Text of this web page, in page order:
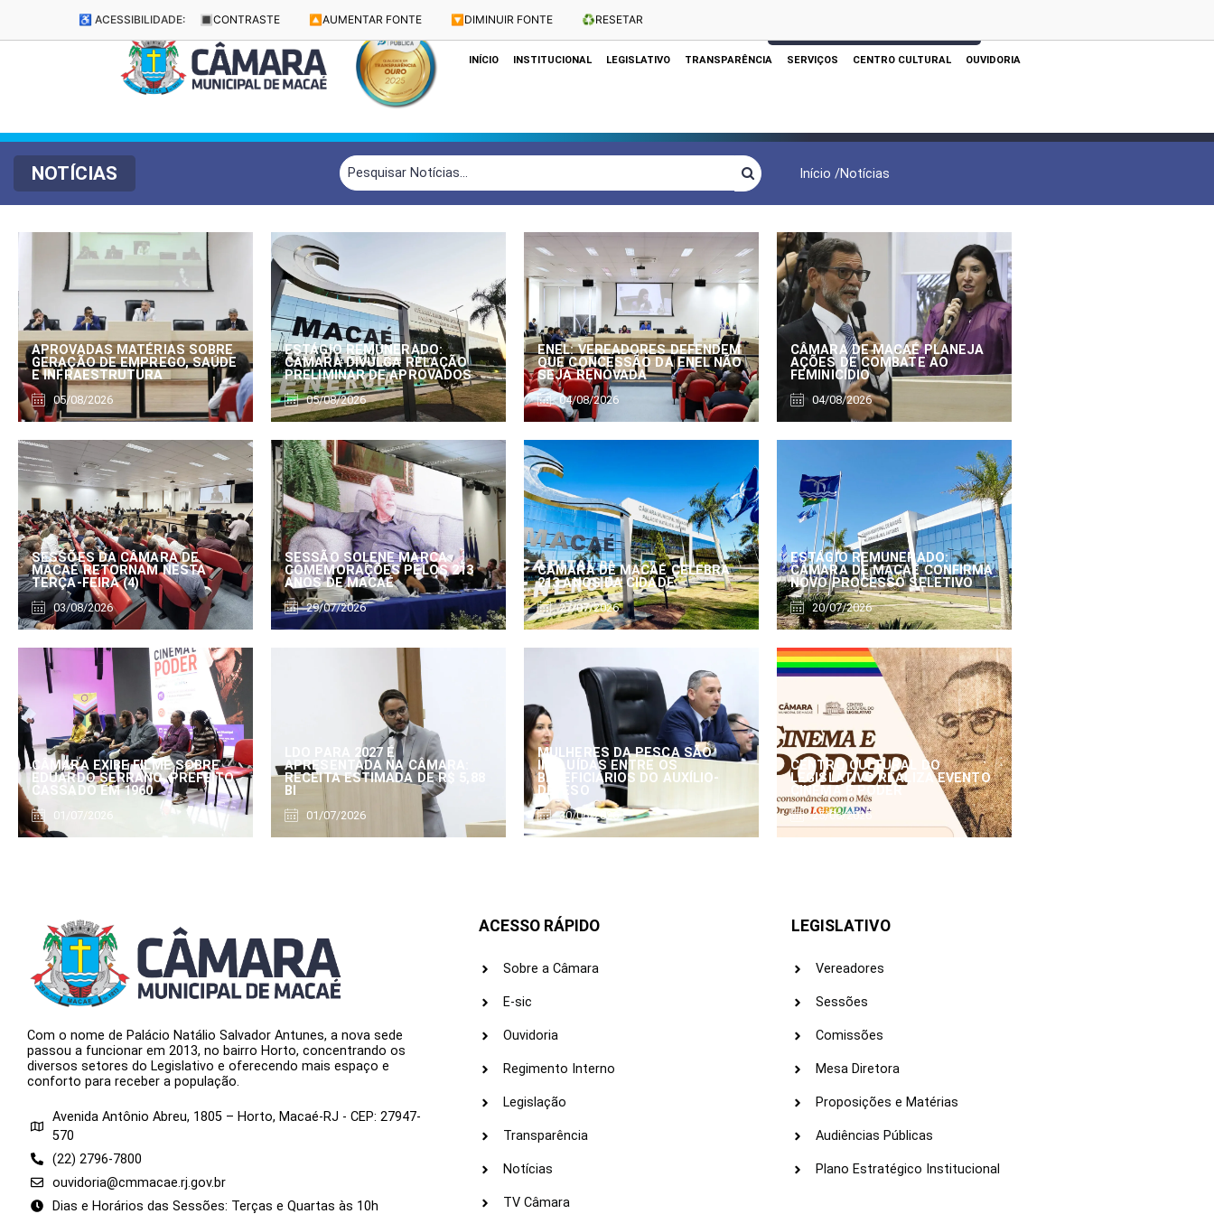
♿ ACESSIBILIDADE: 🔳 CONTRASTE 🔼 AUMENTAR FONTE 🔽 DIMINUIR FONTE ♻️RESETAR
Dias e Horários das Sessões: Terças e Quartas às 10h
INÍCIO INSTITUCIONAL LEGISLATIVO TRANSPARÊNCIA SERVIÇOS CENTRO CULTURAL OUVIDORIA
NOTÍCIAS Início /Notícias
APROVADAS MATÉRIAS SOBRE
GERAÇÃO DE EMPREGO, SAÚDE
E INFRAESTRUTURA
05/08/2026
ESTÁGIO REMUNERADO:
CÂMARA DIVULGA RELAÇÃO
PRELIMINAR DE APROVADOS
05/08/2026
ENEL: VEREADORES DEFENDEM
QUE CONCESSÃO DA ENEL NÃO
SEJA RENOVADA
04/08/2026
CÂMARA DE MACAÉ PLANEJA
AÇÕES DE COMBATE AO
FEMINICÍDIO
04/08/2026
SESSÕES DA CÂMARA DE
MACAÉ RETORNAM NESTA
TERÇA-FEIRA (4)
03/08/2026
SESSÃO SOLENE MARCA
COMEMORAÇÕES PELOS 213
ANOS DE MACAÉ
29/07/2026
CÂMARA DE MACAÉ CELEBRA
213 ANOS DA CIDADE
27/07/2026
ESTÁGIO REMUNERADO:
CÂMARA DE MACAÉ CONFIRMA
NOVO PROCESSO SELETIVO
20/07/2026
CÂMARA EXIBE FILME SOBRE
EDUARDO SERRANO, PREFEITO
CASSADO EM 1960
01/07/2026
LDO PARA 2027 É
APRESENTADA NA CÂMARA:
RECEITA ESTIMADA DE R$ 5,88
BI
01/07/2026
MULHERES DA PESCA SÃO
INCLUÍDAS ENTRE OS
BENEFICIÁRIOS DO AUXÍLIO-
DEFESO
30/06/2026
CENTRO CULTURAL DO
LEGISLATIVO REALIZA EVENTO
CINEMA E PODER
25/06/2026
Com o nome de Palácio Natálio Salvador Antunes, a nova sede
passou a funcionar em 2013, no bairro Horto, concentrando os
diversos setores do Legislativo e oferecendo mais espaço e
conforto para receber a população.
Avenida Antônio Abreu, 1805 – Horto, Macaé-RJ - CEP: 27947-
570
(22) 2796-7800
ouvidoria@cmmacae.rj.gov.br
Dias e Horários das Sessões: Terças e Quartas às 10h
ACESSO RÁPIDO
Sobre a Câmara
E-sic
Ouvidoria
Regimento Interno
Legislação
Transparência
Notícias
TV Câmara
LEGISLATIVO
Vereadores
Sessões
Comissões
Mesa Diretora
Proposições e Matérias
Audiências Públicas
Plano Estratégico Institucional